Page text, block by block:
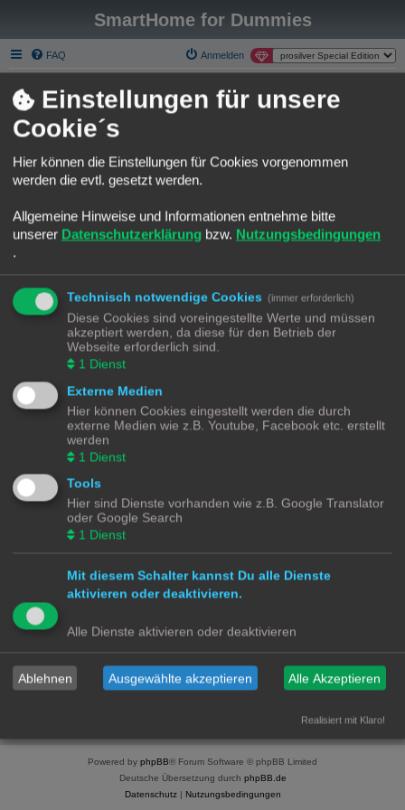
SmartHome for Dummies
FAQ Anmelden
Über Smart Homee for Dummies
Die phpBB Forum Software gehört nicht wirklich zu den modernsten
seiner Art.
kläglich gescheitert.
benutzen.
Bestehenden Usern bleibt es leider nicht erspart, sich auf der neuen
Platform neu anzumelden.
Das Forum hier, bleibt selbstverständlich Online. Ich würde versuchen
einiges händisch zu migrieren.
Da fallen mir die Rubriken "Template Sammlungen" oder "Best Practice
Automatisierungen" ein.
SmartHome for Dummies Discourse Platform.
Du musst registriert und angemeldet sein, um Profile
anzuschauen.
Benutzername:
Ich habe mein Passwort vergessen
Angemeldet bleiben
Powered by phpBB® Forum Software © phpBB Limited
Deutsche Übersetzung durch phpBB.de
Datenschutz| Nutzungsbedingungen
Einstellungen für unsere
Cookie´s
Hier können die Einstellungen für Cookies vorgenommen
werden die evtl. gesetzt werden.
Allgemeine Hinweise und Informationen entnehme bitte
unserer Datenschutzerklärung bzw. Nutzungsbedingungen
.
Technisch notwendige Cookies (immer erforderlich)
Diese Cookies sind voreingestellte Werte und müssen
akzeptiert werden, da diese für den Betrieb der
Webseite erforderlich sind.
1 Dienst
Externe Medien
Hier können Cookies eingestellt werden die durch
externe Medien wie z.B. Youtube, Facebook etc. erstellt
werden
1 Dienst
Tools
Hier sind Dienste vorhanden wie z.B. Google Translator
oder Google Search
1 Dienst
Mit diesem Schalter kannst Du alle Dienste
aktivieren oder deaktivieren.
Alle Dienste aktivieren oder deaktivieren
Ablehnen Ausgewählte akzeptieren Alle Akzeptieren
Realisiert mit Klaro!